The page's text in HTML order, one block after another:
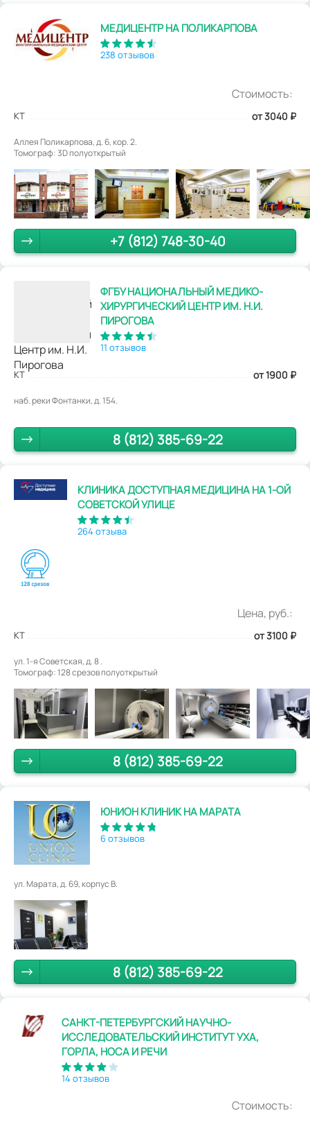
МЕДИЦЕНТР НА ПОЛИКАРПОВА
238 отзывов
Стоимость:
КТ от 3040 ₽
Аллея Поликарпова, д. 6, кор. 2.
Томограф: 3D полуоткрытый
+7 (812) 748-30-40
ФГБУ НАЦИОНАЛЬНЫЙ МЕДИКО-
ХИРУРГИЧЕСКИЙ ЦЕНТР ИМ. Н.И.
ПИРОГОВА
11 отзывов
КТ от 1900 ₽
наб. реки Фонтанки, д. 154.
8 (812) 385-69-22
КЛИНИКА ДОСТУПНАЯ МЕДИЦИНА НА 1-ОЙ
СОВЕТСКОЙ УЛИЦЕ
264 отзыва
Цена, руб.:
КТ от 3100 ₽
ул. 1-я Советская, д. 8 .
Томограф: 128 срезов полуоткрытый
8 (812) 385-69-22
ЮНИОН КЛИНИК НА МАРАТА
6 отзывов
ул. Марата, д. 69, корпус В.
8 (812) 385-69-22
САНКТ-ПЕТЕРБУРГСКИЙ НАУЧНО-
ИССЛЕДОВАТЕЛЬСКИЙ ИНСТИТУТ УХА,
ГОРЛА, НОСА И РЕЧИ
14 отзывов
Стоимость: